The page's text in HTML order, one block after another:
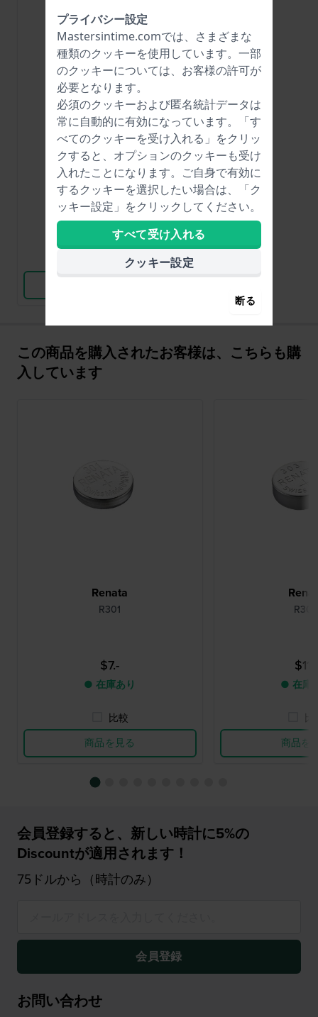
Renata
R386
$9.-
● 在庫あり
比較
この商品を購入されたお客様は、こちらも購
入しています
Renata
R301
$7.-
● 在庫あり
比較
商品を見る
R303
$11.-
● 在庫
商品を
会員登録すると、新しい時計に5%の
Discountが適用されます！
75ドルから（時計のみ）
会員登録
お問い合わせ
プライバシー設定
Mastersintime.comでは、さまざまな
種類のクッキーを使用しています。一部
のクッキーについては、お客様の許可が
必要となります。
必須のクッキーおよび匿名統計データは
常に自動的に有効になっています。「す
べてのクッキーを受け入れる」をクリッ
クすると、オプションのクッキーも受け
入れたことになります。ご自身で有効に
するクッキーを選択したい場合は、「ク
ッキー設定」をクリックしてください。
すべて受け入れる
クッキー設定
断る